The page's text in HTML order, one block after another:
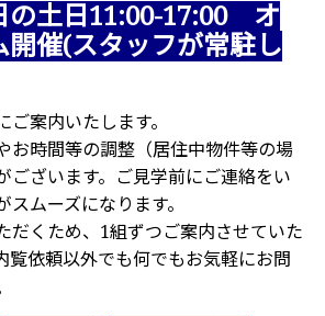
の土日11:00-17:00 オ
開催(スタッフが常駐し
案内いたします。
お時間等の調整（居住中物件等の場
ございます。ご見学前にご連絡をい
ムーズになります。
だくため、1組ずつご案内させていた
覧依頼以外でも何でもお気軽にお問